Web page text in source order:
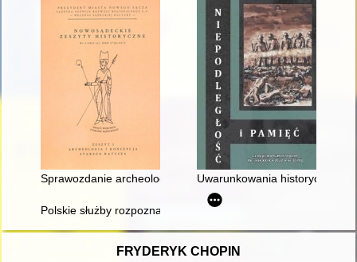
Sprawozdanie archeologiczne z przeprowadzonej
Uwarunkowania historyczne
Polskie służby rozpoznawczo-wywiadowcze i ich rola w
FRYDERYK CHOPIN